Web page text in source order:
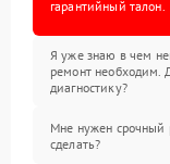
гарантийный талон.
Я уже знаю в чем
ремонт необходим.
диагностику?
Мне нужен срочный
сделать?